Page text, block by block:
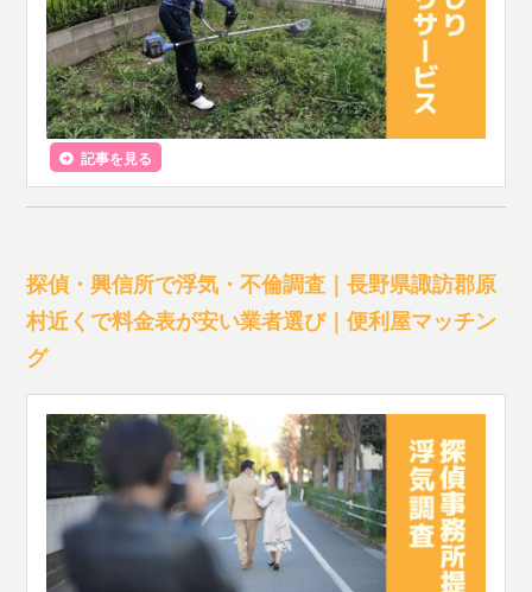
記事を見る
探偵・興信所で浮気・不倫調査｜長野県諏訪郡原
村近くで料金表が安い業者選び｜便利屋マッチン
グ